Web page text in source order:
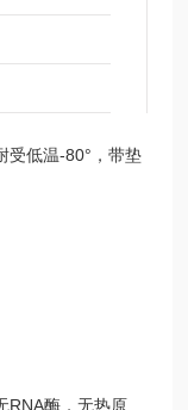
受低温-80°，带垫
RNA酶，无热原